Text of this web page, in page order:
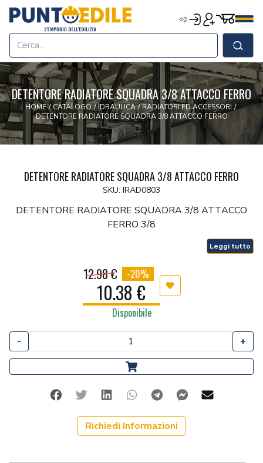
Edilizia Punto EdileAccediRegistrati
Cerca
Home
Chi Siamo
Termini & Condizioni
Contatti
DETENTORE RADIATORE SQUADRA 3/8 ATTACCO FERRO
HOME / CATALOGO / IDRAULICA / RADIATORI ED ACCESSORI /
DETENTORE RADIATORE SQUADRA 3/8 ATTACCO FERRO
DETENTORE RADIATORE SQUADRA 3/8 ATTACCO FERRO
SKU: IRAD0803
DETENTORE RADIATORE SQUADRA 3/8 ATTACCO
FERRO 3/8
Leggi tutto
12.98 € -20%
10.38 € Aggiungi ai preferiti
Disponibile
- +
FacebookTwitterLinkedinWhatsappTelegramFacebook
Richiedi Informazioni